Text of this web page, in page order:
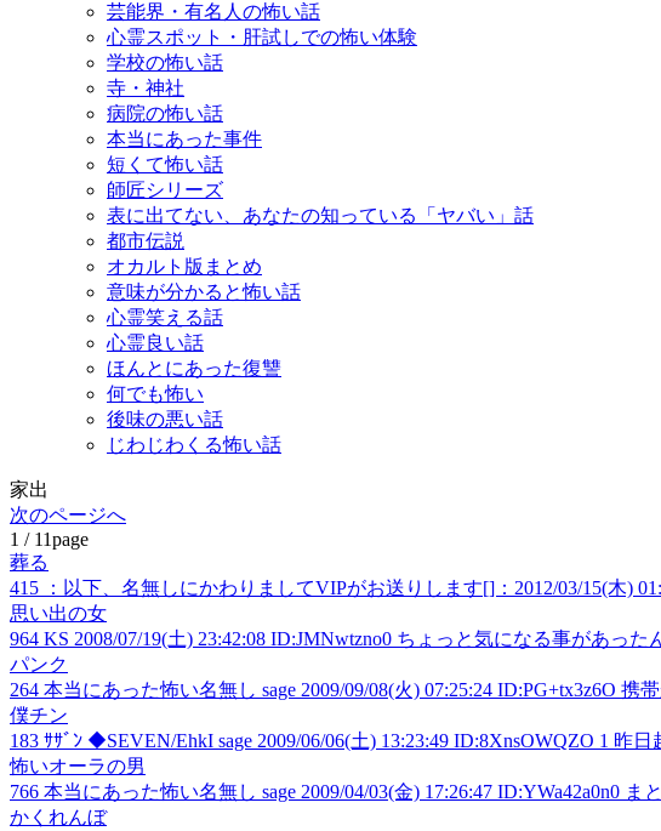
芸能界・有名人の怖い話
心霊スポット・肝試しでの怖い体験
学校の怖い話
寺・神社
病院の怖い話
本当にあった事件
短くて怖い話
師匠シリーズ
表に出てない、あなたの知っている「ヤバい」話
都市伝説
オカルト版まとめ
意味が分かると怖い話
心霊笑える話
心霊良い話
ほんとにあった復讐
何でも怖い
後味の悪い話
じわじわくる怖い話
家出
次のページへ
1 / 11page
葬る
415 ：以下、名無しにかわりましてVIPがお送りします[]：2012/03/15(木)
思い出の女
964 KS 2008/07/19(土) 23:42:08 ID:JMNwtzno0 ちょっと気になる事があっ
パンク
264 本当にあった怖い名無し sage 2009/09/08(火) 07:25:24 ID:PG+tx3z6O
僕チン
183 ｻｻﾞﾝ ◆SEVEN/EhkI sage 2009/06/06(土) 13:23:49 ID:8XnsOWQZO 1 昨
怖いオーラの男
766 本当にあった怖い名無し sage 2009/04/03(金) 17:26:47 ID:YWa42a0n0
かくれんぼ